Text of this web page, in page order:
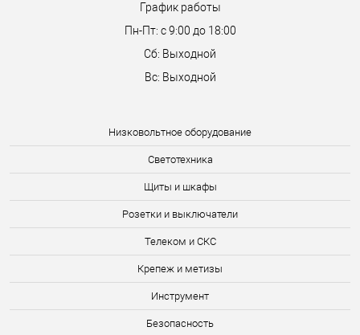
Низковольтное оборудование
Светотехника
Щиты и шкафы
Розетки и выключатели
Телеком и СКС
Крепеж и метизы
Инструмент
Безопасность
График работы
Пн-Пт: с 9:00 до 18:00
Сб: Выходной
Вс: Выходной